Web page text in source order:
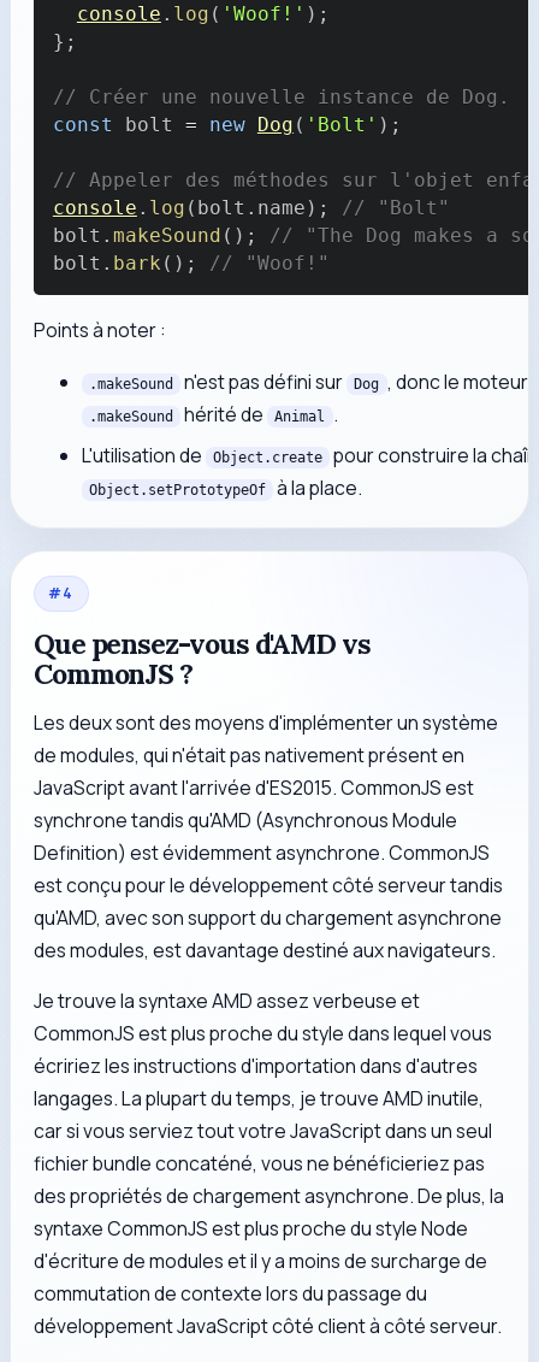
console . log ( 'Woof!' ) ;
} ;
// Créer une nouvelle instance de Dog.
const bolt = new Dog ( 'Bolt' ) ;
// Appeler des méthodes sur l'objet
console . log ( bolt . name ) ;
// "Bolt"
bolt . makeSound ( ) ;
// "The Dog makes a
bolt . bark ( ) ; // "Woof!"
Points à noter :
.makeSound n'est pas défini sur Dog , donc le moteur
.makeSound hérité de Animal
.
L'utilisation de
Object.create pour construire la
Object.setPrototypeOf à la place.
#4
Que pensez-vous d'AMD vs
CommonJS ?
Les deux sont des moyens d'implémenter un système
de modules, qui n'était pas nativement présent en
JavaScript avant l'arrivée d'ES2015. CommonJS est
synchrone tandis qu'AMD (Asynchronous Module
Definition) est évidemment asynchrone. CommonJS
est conçu pour le développement côté serveur tandis
qu'AMD, avec son support du chargement asynchrone
des modules, est davantage destiné aux navigateurs.
Je trouve la syntaxe AMD assez verbeuse et
CommonJS est plus proche du style dans lequel vous
écririez les instructions d'importation dans d'autres
langages. La plupart du temps, je trouve AMD inutile,
car si vous serviez tout votre JavaScript dans un seul
fichier bundle concaténé, vous ne bénéficieriez pas
des propriétés de chargement asynchrone. De plus, la
syntaxe CommonJS est plus proche du style Node
d'écriture de modules et il y a moins de surcharge de
commutation de contexte lors du passage du
développement JavaScript côté client à côté serveur.